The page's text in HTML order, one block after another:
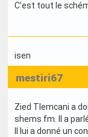
C’est tout le
isen
mestiri67
Zied Tlemcani a
shems fm. Il a
Il lui a donné un